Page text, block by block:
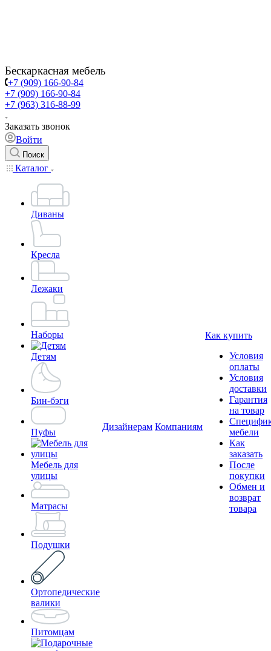
Бескаркасная мебель
+7 (909) 166-90-84
+7 (909) 166-90-84
+7 (963) 316-88-99
Заказать звонок
Войти
Поиск
Каталог
Диваны
Кресла
Лежаки
Наборы
Детям
Бин-бэги
Пуфы
Мебель для
улицы
Матрасы
Подушки
Ортопедические
валики
Питомцам
Дизайнерам Компаниям
Как купить
Условия
оплаты
Условия
доставки
Гарантия
на товар
мебели
Как
заказать
После
покупки
Обмен и
возврат
товара